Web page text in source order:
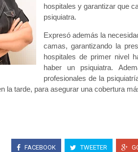
hospitales y garantizar que
psiquiatra.
Expresó además la
camas, garantizando la
hospitales de primer nivel
haber un psiquiatra.
profesionales de la
la tarde, para asegurar una cobertura
FACEBOOK TWEETER